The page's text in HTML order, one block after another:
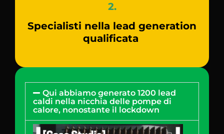
2.
Specialisti nella lead generation
qualificata
Qui abbiamo generato 1200 lead
caldi nella nicchia delle pompe di
calore, nonostante il lockdown